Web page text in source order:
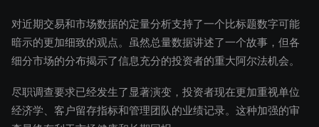
对近期交易和市场数据的定量分析支持了一个比标题数字可能
暗示的更加细致的观点。虽然总量数据讲述了一个故事，但各
细分市场的分布揭示了信息充分的投资者的重大阿尔法机会。
尽职调查要求已经发生了显著演变，投资者现在更加重视单位
经济学、客户留存指标和管理团队的业绩记录。这种加强的审